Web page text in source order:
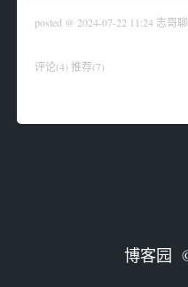
posted @ 2024-07-22 11:24 志哥
评论(4) 推荐(7)
博客园